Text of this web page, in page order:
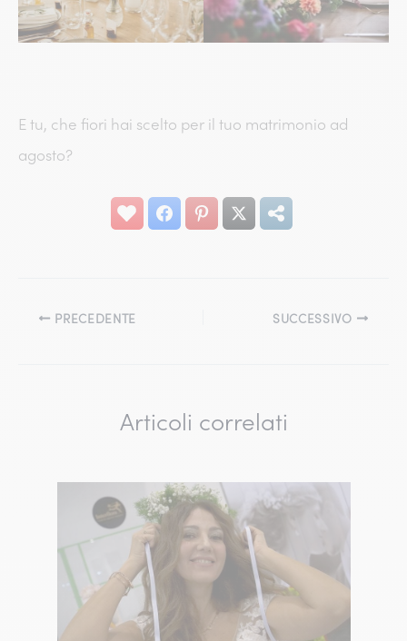
E tu, che fiori hai scelto per il tuo matrimonio ad
agosto?
PRECEDENTE SUCCESSIVO
Articoli correlati